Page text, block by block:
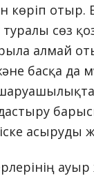
көріп отыр.
туралы сөз
алмай
басқа да
асыруды